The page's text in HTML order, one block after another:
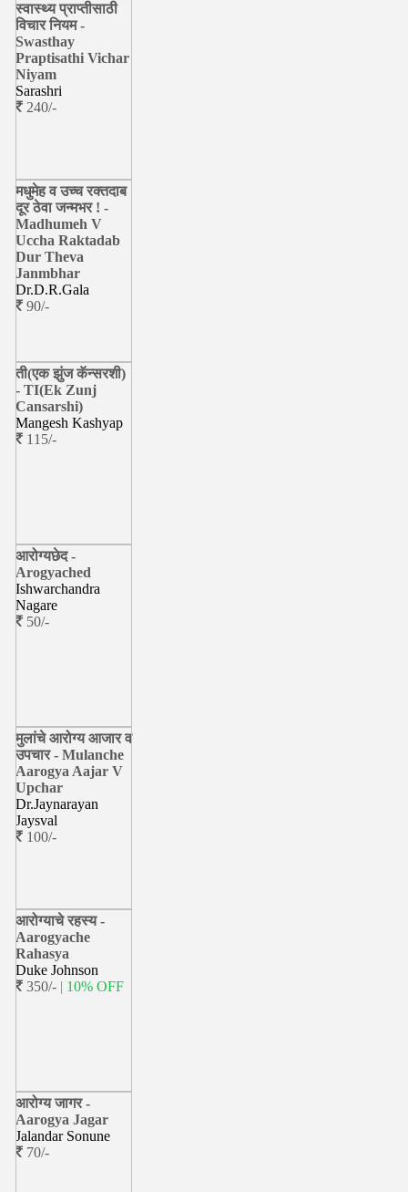
स्वास्थ्य प्राप्तीसाठी
विचार नियम -
Swasthay
Praptisathi Vichar
Niyam
Sarashri
240/-
मधुमेह व उच्च रक्तदाब
दूर ठेवा जन्मभर ! -
Madhumeh V
Uccha Raktadab
Dur Theva
Janmbhar
Dr.D.R.Gala
90/-
ती(एक झुंज क‍ॅन्सरशी)
- TI(Ek Zunj
Cansarshi)
Mangesh Kashyap
115/-
आरोग्यछेद -
Arogyached
Ishwarchandra
Nagare
50/-
मुलांचे आरोग्य आजार व
उपचार - Mulanche
Aarogya Aajar V
Upchar
Dr.Jaynarayan
Jaysval
100/-
आरोग्याचे रहस्य -
Aarogyache
Rahasya
Duke Johnson
350/- | 10% OFF
आरोग्य जागर -
Aarogya Jagar
Jalandar Sonune
70/-